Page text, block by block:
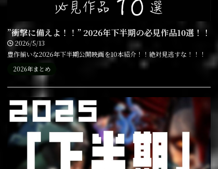
”衝撃に備えよ！！” 2026年下半期の必見作品10選！！
2026/5/13
豊作揃いな2026年下半期公開映画を10本紹介！！絶対見逃すな！！！
2026年まとめ